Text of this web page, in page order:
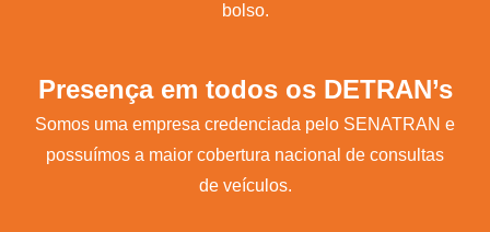
bolso.
Presença em todos os DETRAN’s
Somos uma empresa credenciada pelo SENATRAN e
possuímos a maior cobertura nacional de consultas
de veículos.